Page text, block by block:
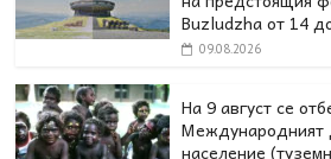
Buzludzha от 14
09.08.2026
На 9 август се
Международният
население